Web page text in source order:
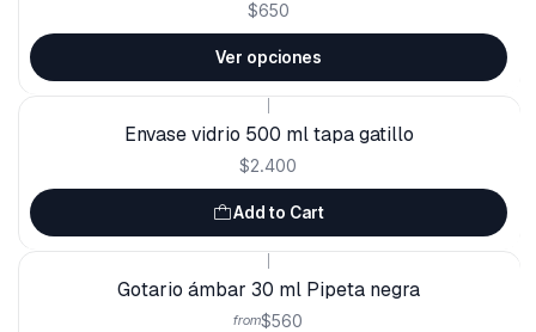
$650
Ver opciones
Envase vidrio 500 ml tapa gatillo
$2.400
Add to Cart
Gotario ámbar 30 ml Pipeta negra
from$560